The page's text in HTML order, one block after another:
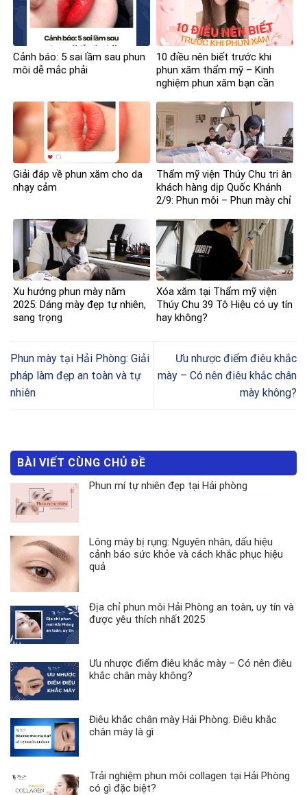
Cảnh báo: 5 sai lầm sau phun
môi dễ mắc phải
10 điều nên biết trước khi
phun xăm thẩm mỹ – Kinh
nghiệm phun xăm bạn cần
Giải đáp về phun xăm cho da
nhạy cảm
Thẩm mỹ viện Thúy Chu tri ân
khách hàng dịp Quốc Khánh
2/9: Phun môi – Phun mày chỉ
Xu hướng phun mày năm
2025: Dáng mày đẹp tự nhiên,
sang trọng
Xóa xăm tại Thẩm mỹ viện
Thúy Chu 39 Tô Hiệu có uy tín
hay không?
Phun mày tại Hải Phòng: Giải
pháp làm đẹp an toàn và tự
nhiên
Ưu nhược điểm điêu khắc
mày – Có nên điêu khắc chân
mày không?
BÀI VIẾT CÙNG CHỦ ĐỀ
Phun mí tự nhiên đẹp tại Hải phòng
Lông mày bị rụng: Nguyên nhân, dấu hiệu
cảnh báo sức khỏe và cách khắc phục hiệu
quả
Địa chỉ phun môi Hải Phòng an toàn, uy tín và
được yêu thích nhất 2025
Ưu nhược điểm điêu khắc mày – Có nên điêu
khắc chân mày không?
Điêu khắc chân mày Hải Phòng: Điêu khắc
chân mày là gì
Trải nghiệm phun môi collagen tại Hải Phòng
có gì đặc biệt?